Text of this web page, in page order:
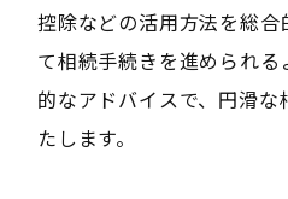
控除などの活用方法を総合
て相続手続きを進められ
的なアドバイスで、円滑
たします。